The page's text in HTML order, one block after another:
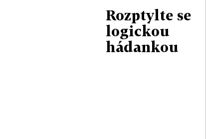
Rozptylte se
logickou
hádankou